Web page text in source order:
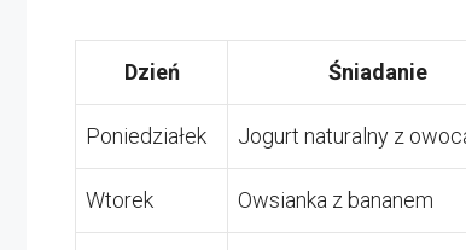
Dzień Śniadanie
Poniedziałek Jogurt naturalny z
Wtorek Owsianka z bananem